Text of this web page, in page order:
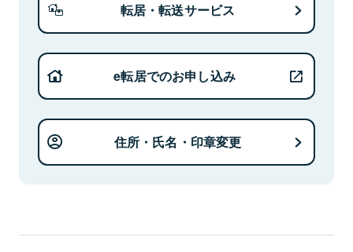
転居・転送サービス
e転居でのお申し込み
住所・氏名・印章変更